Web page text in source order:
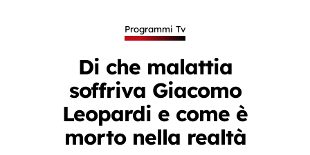
Programmi Tv
Di che malattia
soffriva Giacomo
Leopardi e come è
morto nella realtà